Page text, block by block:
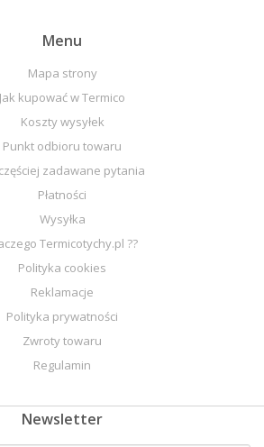
Menu
Mapa strony
Jak kupować w Termico
Koszty wysyłek
Punkt odbioru towaru
zadawane pytania
Płatności
Wysyłka
Termicotychy.pl ??
Polityka cookies
Reklamacje
Polityka prywatności
Zwroty towaru
Regulamin
Newsletter